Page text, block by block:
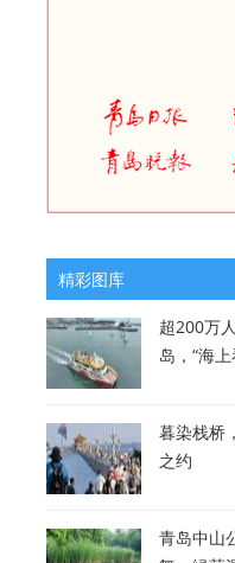
精彩图库
超200万
岛，“海
暮染栈桥
之约
青岛中山